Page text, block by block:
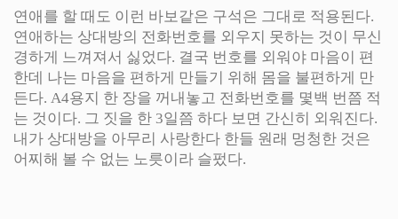
연애를 할 때도 이런 바보같은 구석은 그대로 적용된다.
연애하는 상대방의 전화번호를 외우지 못하는 것이 무신
경하게 느껴져서 싫었다. 결국 번호를 외워야 마음이 편
한데 나는 마음을 편하게 만들기 위해 몸을 불편하게 만
든다. A4용지 한 장을 꺼내놓고 전화번호를 몇백 번쯤 적
는 것이다. 그 짓을 한 3일쯤 하다 보면 간신히 외워진다.
내가 상대방을 아무리 사랑한다 한들 원래 멍청한 것은
어찌해 볼 수 없는 노릇이라 슬펐다.